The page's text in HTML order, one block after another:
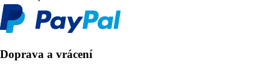
Doprava a vrácení